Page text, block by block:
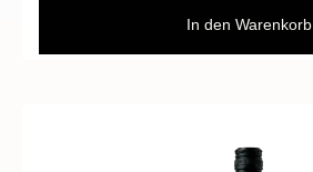
In den Warenkorb